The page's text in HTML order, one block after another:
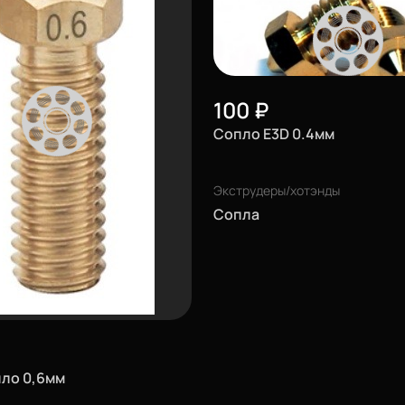
0,6мм
100 ₽
Сопло E3D 0.4мм
Экструдеры/хотэнды
Сопла